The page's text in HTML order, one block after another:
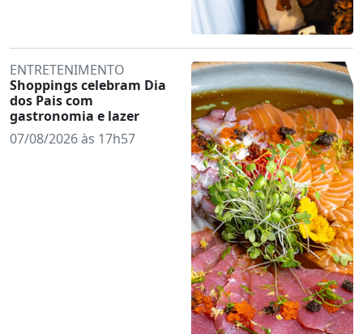
ENTRETENIMENTO
Shoppings celebram Dia
dos Pais com
gastronomia e lazer
07/08/2026 às 17h57